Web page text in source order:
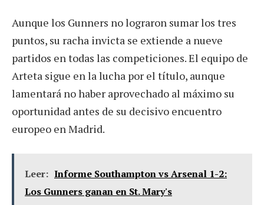
Aunque los Gunners no lograron sumar los tres
puntos, su racha invicta se extiende a nueve
partidos en todas las competiciones. El equipo de
Arteta sigue en la lucha por el título, aunque
lamentará no haber aprovechado al máximo su
oportunidad antes de su decisivo encuentro
europeo en Madrid.
Leer: Informe Southampton vs Arsenal 1-2:
Los Gunners ganan en St. Mary's